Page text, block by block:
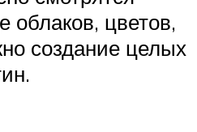
облаков, цветов,
создание целых